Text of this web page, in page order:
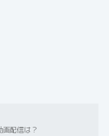
配信は？